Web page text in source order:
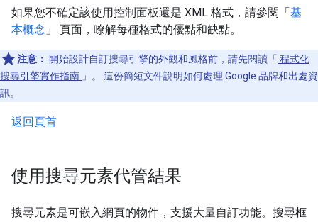
如果您不確定該使用控制面板還是 XML 格式，請參閱「基
本概念 」 頁面，瞭解每種格式的優點和缺點。
注意： 開始設計自訂搜尋引擎的外觀和風格前，請先閱讀「 程式化
搜尋引擎實作指南 」。 這份簡短文件說明如何處理 Google 品牌和出處資
訊。
返回頁首
使用搜尋元素代管結果
搜尋元素是可嵌入網頁的物件，支援大量自訂功能。搜尋框